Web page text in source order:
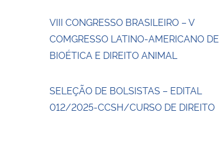
VIII CONGRESSO BRASILEIRO – V
COMGRESSO LATINO-AMERICANO DE
BIOÉTICA E DIREITO ANIMAL
SELEÇÃO DE BOLSISTAS – EDITAL
012/2025-CCSH/CURSO DE DIREITO